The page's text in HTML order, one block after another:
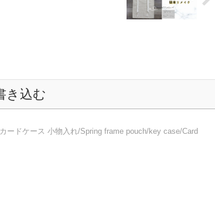
き込む
ードケース 小物入れ/Spring frame pouch/key case/Card